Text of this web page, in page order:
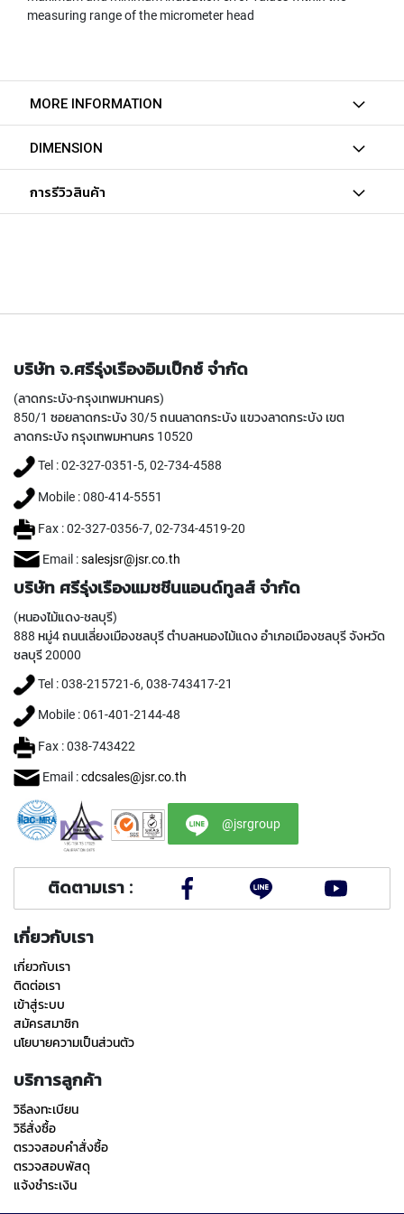
F
I
N
D
H
O
L
A
P
I
R
L
L
T
E
T
P
S
F
R
S
A
N
E
S
S
T
E
E
L
S
M
W
S
P
R
A
L
measuring range of the micrometer head
MORE INFORMATION
DIMENSION
การรีวิวสินค้า
บริษัท จ.ศรีรุ่งเรืองอิมเป็กซ์ จำกัด
(ลาดกระบัง-กรุงเทพมหานคร)
850/1 ซอยลาดกระบัง 30/5 ถนนลาดกระบัง แขวงลาดกระบัง เขต
ลาดกระบัง กรุงเทพมหานคร 10520
Tel : 02-327-0351-5, 02-734-4588
Mobile : 080-414-5551
Fax : 02-327-0356-7, 02-734-4519-20
Email :salesjsr@jsr.co.th
บริษัท ศรีรุ่งเรืองแมชชีนแอนด์ทูลส์ จำกัด
(หนองไม้แดง-ชลบุรี)
888 หมู่4 ถนนเลี่ยงเมืองชลบุรี ตำบลหนองไม้แดง อำเภอเมืองชลบุรี จังหวัด
ชลบุรี 20000
Tel : 038-215721-6, 038-743417-21
Mobile : 061-401-2144-48
Fax : 038-743422
Email :cdcsales@jsr.co.th
@jsrgroup
ติดตามเรา :
เกี่ยวกับเรา
เกี่ยวกับเรา
ติดต่อเรา
เข้าสู่ระบบ
สมัครสมาชิก
นโยบายความเป็นส่วนตัว
บริการลูกค้า
วิธีลงทะเบียน
วิธีสั่งซื้อ
ตรวจสอบคำสั่งซื้อ
ตรวจสอบพัสดุ
แจ้งชำระเงิน